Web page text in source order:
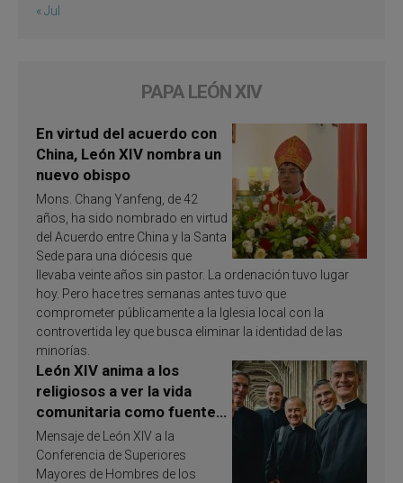
« Jul
PAPA LEÓN XIV
En virtud del acuerdo con
China, León XIV nombra un
nuevo obispo
Mons. Chang Yanfeng, de 42
años, ha sido nombrado en virtud
del Acuerdo entre China y la Santa
Sede para una diócesis que
llevaba veinte años sin pastor. La ordenación tuvo lugar
hoy. Pero hace tres semanas antes tuvo que
comprometer públicamente a la Iglesia local con la
controvertida ley que busca eliminar la identidad de las
minorías.
León XIV anima a los
religiosos a ver la vida
comunitaria como fuente
de inspiración y
santificación
Mensaje de León XIV a la
Conferencia de Superiores
Mayores de Hombres de los